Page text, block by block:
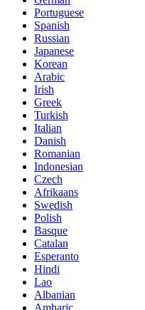
Portuguese
Spanish
Russian
Japanese
Korean
Arabic
Irish
Greek
Turkish
Italian
Danish
Romanian
Indonesian
Czech
Afrikaans
Swedish
Polish
Basque
Catalan
Esperanto
Hindi
Lao
Albanian